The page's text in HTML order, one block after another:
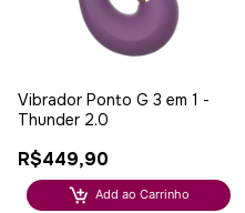
Vibrador Ponto G 3 em 1 -
Thunder 2.0
R$449,90
Add ao Carrinho